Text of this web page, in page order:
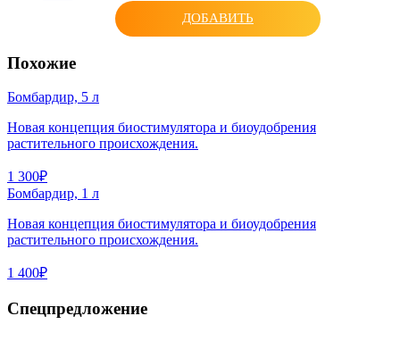
ДОБАВИТЬ
Похожие
Бомбардир, 5 л
Новая концепция биостимулятора и биоудобрения
растительного происхождения.
1 300₽
Бомбардир, 1 л
Новая концепция биостимулятора и биоудобрения
растительного происхождения.
1 400₽
Спецпредложение